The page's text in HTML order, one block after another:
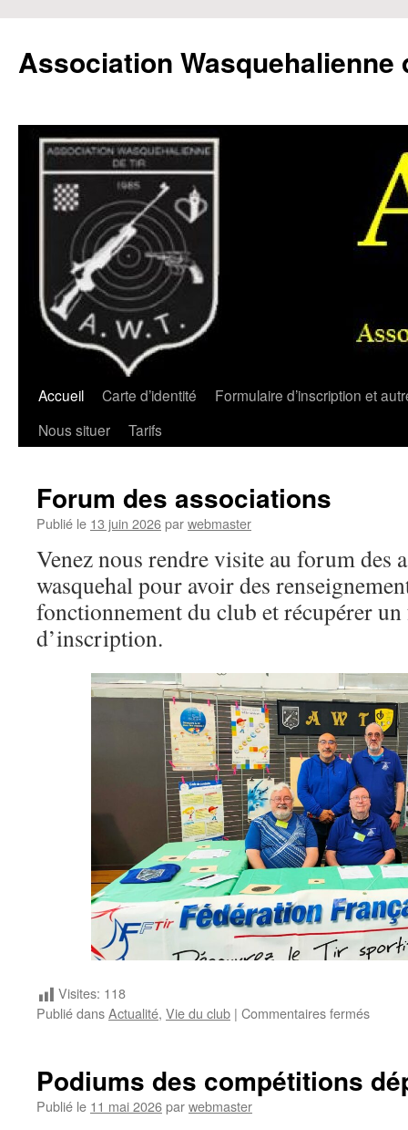
contenu
Association Wasquehalienne
Accueil Carte d’identité
Formulaire d’inscription et
Nous situer
Tarifs
Forum des associations
Publié le 13 juin 2026parwebmaster
Venez nous rendre visite au forum des
wasquehal pour avoir des
fonctionnement du club et récupérer
d’inscription.
Visites: 118
Publié dansActualité, Vie du club | Commentaires ferméssur
Podiums des compétitions
Publié le 11 mai 2026parwebmaster